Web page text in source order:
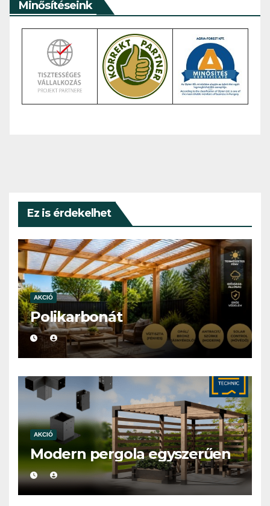
Minősítéseink
Ez is érdekelhet
AKCIÓ
Polikarbonát
AKCIÓ
Modern pergola egyszerűen